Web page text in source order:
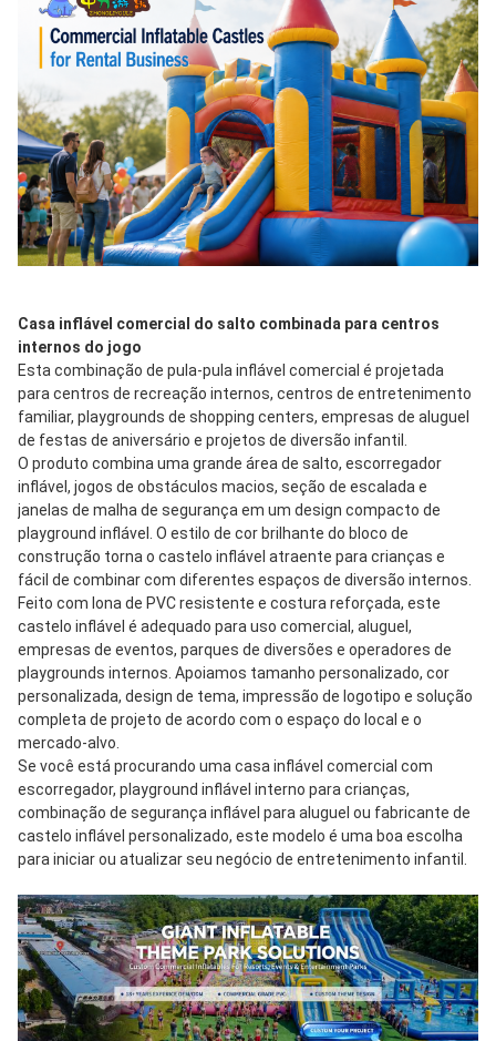
Casa inflável comercial do salto combinada para centros
internos do jogo
Esta combinação de pula-pula inflável comercial é projetada
para centros de recreação internos, centros de entretenimento
familiar, playgrounds de shopping centers, empresas de aluguel
de festas de aniversário e projetos de diversão infantil.
O produto combina uma grande área de salto, escorregador
inflável, jogos de obstáculos macios, seção de escalada e
janelas de malha de segurança em um design compacto de
playground inflável. O estilo de cor brilhante do bloco de
construção torna o castelo inflável atraente para crianças e
fácil de combinar com diferentes espaços de diversão internos.
Feito com lona de PVC resistente e costura reforçada, este
castelo inflável é adequado para uso comercial, aluguel,
empresas de eventos, parques de diversões e operadores de
playgrounds internos. Apoiamos tamanho personalizado, cor
personalizada, design de tema, impressão de logotipo e solução
completa de projeto de acordo com o espaço do local e o
mercado-alvo.
Se você está procurando uma casa inflável comercial com
escorregador, playground inflável interno para crianças,
combinação de segurança inflável para aluguel ou fabricante de
castelo inflável personalizado, este modelo é uma boa escolha
para iniciar ou atualizar seu negócio de entretenimento infantil.